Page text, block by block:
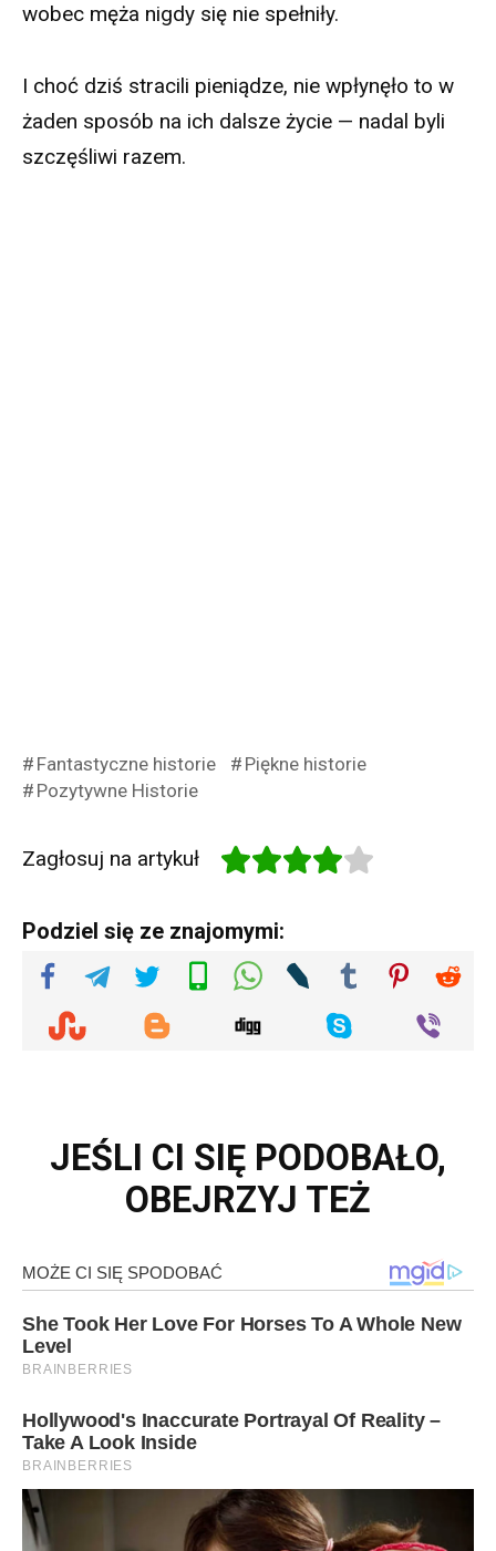
wobec męża nigdy się nie spełniły.
I choć dziś stracili pieniądze, nie wpłynęło to w
żaden sposób na ich dalsze życie — nadal byli
szczęśliwi razem.
Fantastyczne historie
Piękne historie
Pozytywne Historie
Zagłosuj na artykuł
Podziel się ze znajomymi:
JEŚLI CI SIĘ PODOBAŁO,
OBEJRZYJ TEŻ